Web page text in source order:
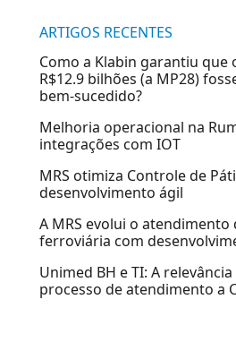
ARTIGOS RECENTES
Como a Klabin garantiu que
R$12.9 bilhões (a MP28)
bem-sucedido?
Melhoria operacional na
integrações com IOT
MRS otimiza Controle de
desenvolvimento ágil
A MRS evolui o atendimento
ferroviária com
Unimed BH e TI: A
processo de atendimento a